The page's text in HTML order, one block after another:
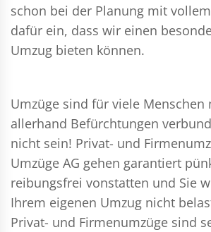
schon bei der Planung mit
dafür ein, dass wir einen
Umzug bieten können.
Umzüge sind für viele Menschen
allerhand Befürchtungen
nicht sein! Privat- und
Umzüge AG gehen garantiert
reibungsfrei vonstatten und Sie
Ihrem eigenen Umzug nicht
Privat- und Firmenumzüge sind